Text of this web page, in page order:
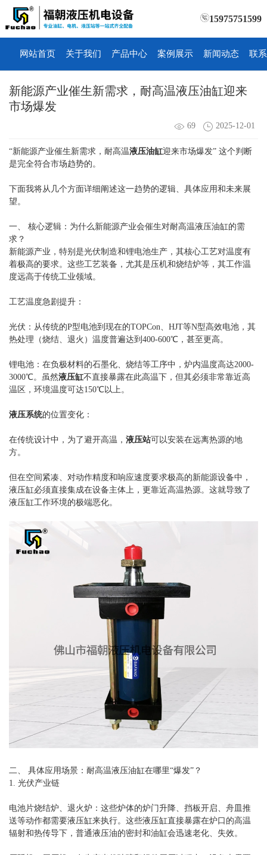
15975751599
网站首页 关于我们 产品中心 案例展示 新闻动态 联
新能源产业催生新需求，耐高温液压油缸迎来
市场爆发
69 2025-12-01
“新能源产业催生新需求，耐高温液压油缸迎来市场爆发” 这个判断
是完全符合市场趋势的。
下面我将从几个方面详细阐述这一趋势的逻辑、具体应用和未来展
望。
一、 核心逻辑：为什么新能源产业会催生对耐高温液压油缸的需
求？
新能源产业，特别是光伏制造和锂电池生产，其核心工艺对温度有
着极高的要求。这些工艺装备，尤其是压机和烧结炉等，其工作温
度远高于传统工业领域。
工艺温度急剧提升：
光伏：从传统的P型电池到现在的TOPCon、HJT等N型高效电池，其
热处理（烧结、退火）温度普遍达到400-600℃，甚至更高。
锂电池：在负极材料的石墨化、烧结等工序中，炉内温度高达2000-
3000℃。虽然液压缸不直接暴露在此高温下，但其必须非常靠近高
温区，环境温度可达150℃以上。
液压系统的位置变化：
在传统设计中，为了避开高温， 液压站可以安装在远离热源的地
方。
但在空间紧凑、对动作精度和响应速度要求极高的新能源设备中，
液压缸必须直接集成在设备主体上，更靠近高温热源。这就导致了
液压缸工作环境的极端恶化。
二、 具体应用场景：耐高温液压油缸在哪里“爆发”？
1. 光伏产业链
电池片烧结炉、退火炉：这些炉体的炉门升降、挡板开启、舟皿推
送等动作都需要液压缸来执行。这些液压缸直接暴露在炉口的高温
辐射和热传导下，普通液压油的密封和油缸会迅速老化、失效。